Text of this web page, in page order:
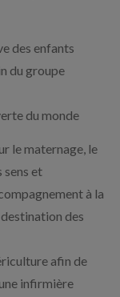
des enfants
du groupe
du monde
le maternage, le
sens et
à la
des
afin de
infirmière